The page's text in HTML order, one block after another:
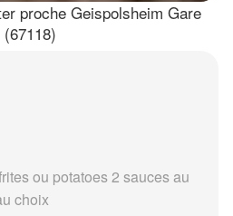
proche Geispolsheim Gare
(67118)
ou potatoes 2 sauces au
choix